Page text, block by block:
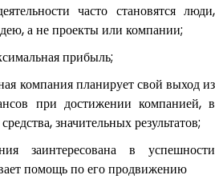
часто становятся люди,
а не проекты или компании;
прибыль;
компания планирует свой выход из
при достижении компанией, в
значительных результатов;
заинтересована в успешности
помощь по его продвижению